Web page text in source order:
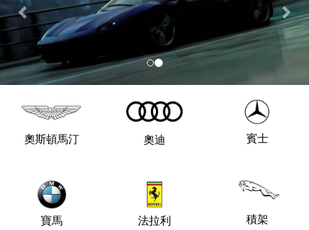
奧斯頓馬汀 奧迪 賓士
寶馬 法拉利 積架